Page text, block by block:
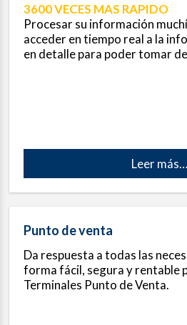
3600 VECES MAS RAPIDO
Procesar su información
acceder en tiempo real a la
en detalle para poder tomar
Leer más…
Punto de venta
Da respuesta a todas las
forma fácil, segura y rentable
Terminales Punto de Venta.